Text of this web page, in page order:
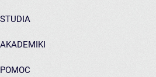
STUDIA
AKADEMIKI
POMOC